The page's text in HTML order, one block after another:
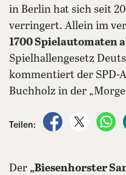
in Berlin hat sich seit
verringert. Allein im
1700 Spielautomaten
Spielhallengesetz
kommentiert der SPD-
Buchholz in der
Teilen:
auf Facebook
auf X
Der „Biesenhorster